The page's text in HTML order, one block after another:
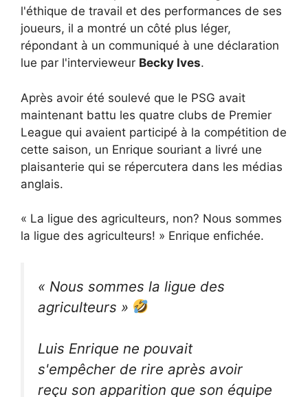
l'éthique de travail et des performances de ses
joueurs, il a montré un côté plus léger,
répondant à un communiqué à une déclaration
lue par l'intervieweur Becky Ives.
Après avoir été soulevé que le PSG avait
maintenant battu les quatre clubs de Premier
League qui avaient participé à la compétition de
cette saison, un Enrique souriant a livré une
plaisanterie qui se répercutera dans les médias
anglais.
« La ligue des agriculteurs, non? Nous sommes
la ligue des agriculteurs! » Enrique enfichée.
« Nous sommes la ligue des
agriculteurs »
Luis Enrique ne pouvait
s'empêcher de rire après avoir
reçu son apparition que son équipe